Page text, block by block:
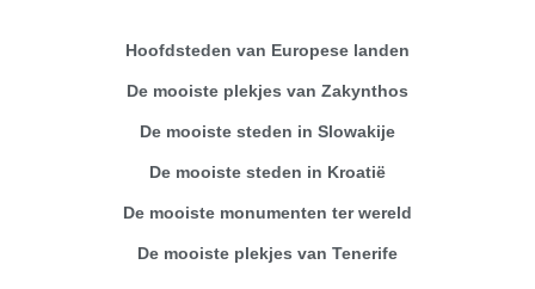
Hoofdsteden van Europese landen
De mooiste plekjes van Zakynthos
De mooiste steden in Slowakije
De mooiste steden in Kroatië
De mooiste monumenten ter wereld
De mooiste plekjes van Tenerife